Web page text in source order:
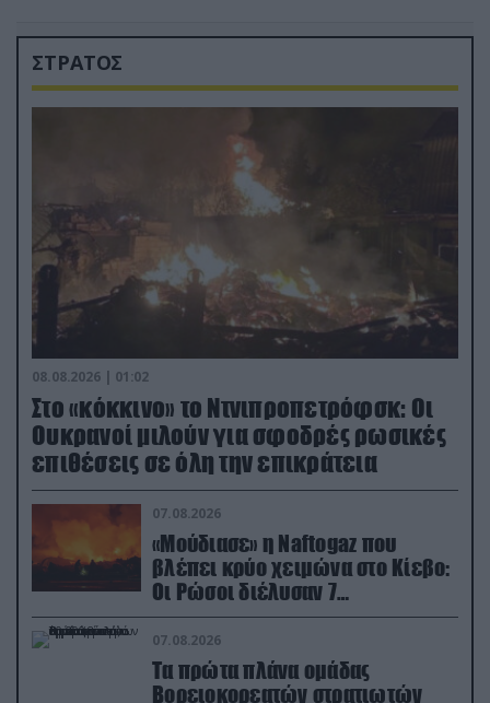
ΣΤΡΑΤΟΣ
08.08.2026 | 01:02
Στο «κόκκινο» το Ντνιπροπετρόφσκ: Οι
Ουκρανοί μιλούν για σφοδρές ρωσικές
επιθέσεις σε όλη την επικράτεια
07.08.2026
«Μούδιασε» η Naftogaz που
βλέπει κρύο χειμώνα στο Κίεβο:
Οι Ρώσοι διέλυσαν 7
εγκαταστάσεις του ουκρανικού
κολοσσού!
07.08.2026
Τα πρώτα πλάνα ομάδας
Βορειοκορεατών στρατιωτών